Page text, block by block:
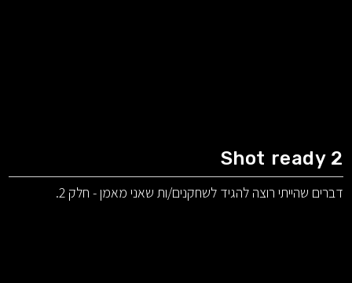
Shot ready 2
דברים שהייתי רוצה להגיד לשחקנים/ות שאני מאמן - חלק 2.